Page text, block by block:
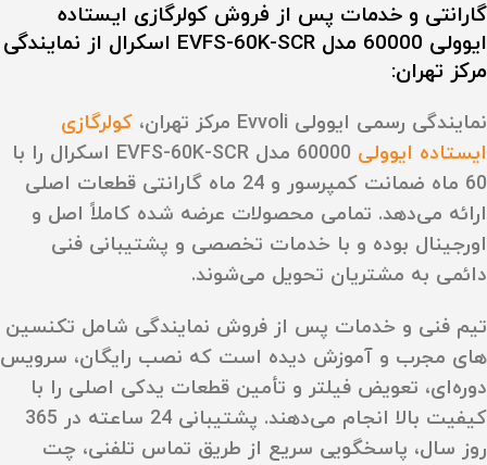
گارانتی و خدمات پس از فروش کولرگازی ایستاده
ایوولی 60000 مدل EVFS-60K-SCR اسکرال از نمایندگی
مرکز تهران:
نمایندگی رسمی ایوولی Evvoli مرکز تهران،
کولرگازی
ایستاده ایوولی
60000 مدل EVFS-60K-SCR اسکرال را با
60 ماه ضمانت کمپرسور و 24 ماه گارانتی قطعات اصلی
ارائه می‌دهد. تمامی محصولات عرضه شده کاملاً اصل و
اورجینال بوده و با خدمات تخصصی و پشتیبانی فنی
دائمی به مشتریان تحویل می‌شوند.
تیم فنی و خدمات پس از فروش نمایندگی شامل تکنسین‌
های مجرب و آموزش‌ دیده است که نصب رایگان، سرویس
دوره‌ای، تعویض فیلتر و تأمین قطعات یدکی اصلی را با
کیفیت بالا انجام می‌دهند. پشتیبانی 24 ساعته در 365
روز سال، پاسخگویی سریع از طریق تماس تلفنی، چت